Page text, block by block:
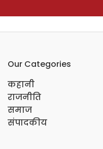
Our Categories
कहानी
राजनीति
समाज
संपादकीय